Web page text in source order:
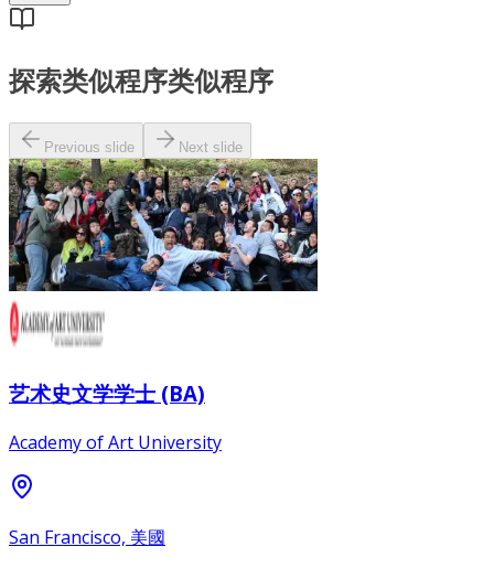
探索类似程序类似程序
Previous slide Next slide
艺术史文学学士 (BA)
Academy of Art University
San Francisco, 美國